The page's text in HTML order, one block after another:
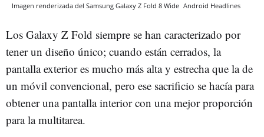
Imagen renderizada del Samsung Galaxy Z Fold 8 Wide Android Headlines
Los Galaxy Z Fold siempre se han caracterizado por
tener un diseño único; cuando están cerrados, la
pantalla exterior es mucho más alta y estrecha que la de
un móvil convencional, pero ese sacrificio se hacía para
obtener una pantalla interior con una mejor proporción
para la multitarea.